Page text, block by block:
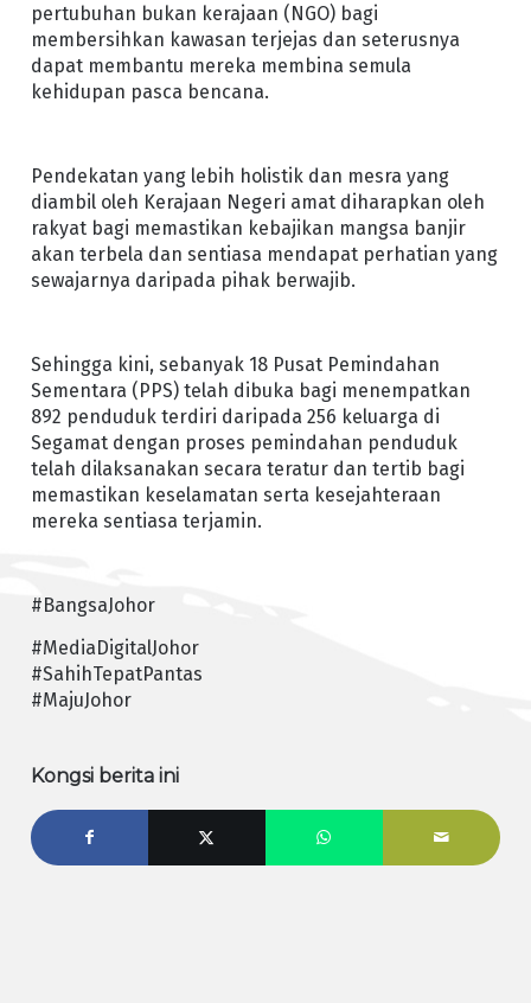
pertubuhan bukan kerajaan (NGO) bagi
membersihkan kawasan terjejas dan seterusnya
dapat membantu mereka membina semula
kehidupan pasca bencana.
Pendekatan yang lebih holistik dan mesra yang
diambil oleh Kerajaan Negeri amat diharapkan oleh
rakyat bagi memastikan kebajikan mangsa banjir
akan terbela dan sentiasa mendapat perhatian yang
sewajarnya daripada pihak berwajib.
Sehingga kini, sebanyak 18 Pusat Pemindahan
Sementara (PPS) telah dibuka bagi menempatkan
892 penduduk terdiri daripada 256 keluarga di
Segamat dengan proses pemindahan penduduk
telah dilaksanakan secara teratur dan tertib bagi
memastikan keselamatan serta kesejahteraan
mereka sentiasa terjamin.
#BangsaJohor
#MediaDigitalJohor
#SahihTepatPantas
#MajuJohor
Kongsi berita ini